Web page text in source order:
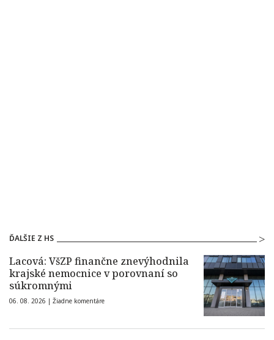
ĎALŠIE Z HS
Lacová: VšZP finančne znevýhodnila
krajské nemocnice v porovnaní so
súkromnými
06. 08. 2026 | Žiadne komentáre